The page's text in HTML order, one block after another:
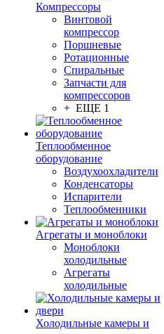
Компрессоры
Винтовой
компрессор
Поршневые
Ротационные
Спиральные
Запчасти для
компрессоров
+ ЕЩЕ 1
Теплообменное
оборудование
Воздухоохладители
Конденсаторы
Испарители
Теплообменники
Агрегаты и моноблоки
Моноблоки
холодильные
Агрегаты
холодильные
Холодильные камеры и